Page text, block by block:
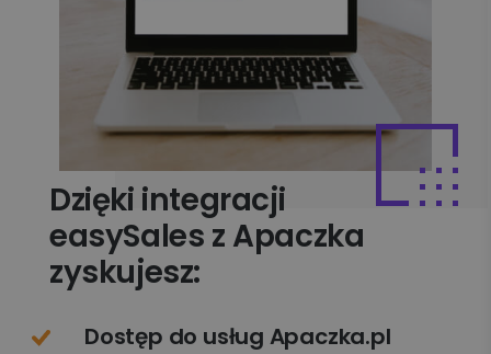
Dzięki integracji
easySales z Apaczka
zyskujesz:
Dostęp do usług Apaczka.pl